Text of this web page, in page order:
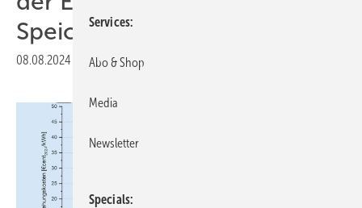
Speicher
08.08.2024 Druckvorschau
Services
Abo & Shop
Media
Newsletter
Specials